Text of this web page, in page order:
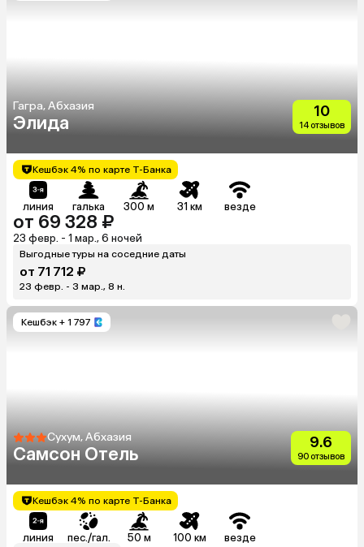
Гагра, Абхазия
Элида
10
14 отзывов
Кешбэк 4% по карте Т-Банка
линия галька 300 м 31 км везде
от 69 328 ₽
23 февр. - 1 мар., 6 ночей
Выгодные туры на соседние даты
от 71 712 ₽
23 февр. - 3 мар., 8 н.
Кешбэк + 1 797
Сухум, Абхазия
Самсон Отель
9.6
90 отзывов
Кешбэк 4% по карте Т-Банка
линия пес./гал. 50 м 100 км везде